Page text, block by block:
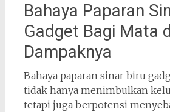
Bahaya Paparan
Gadget Bagi Mata
Dampaknya
Bahaya paparan sinar biru
tidak hanya menimbulkan
tetapi juga berpotensi